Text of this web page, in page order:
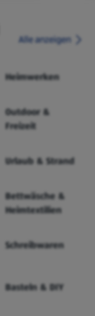
Alle anzeigen
Heimwerken
Outdoor &
Freizeit
Urlaub & Strand
Bettwäsche &
Heimtextilien
Schreibwaren
Basteln & DIY